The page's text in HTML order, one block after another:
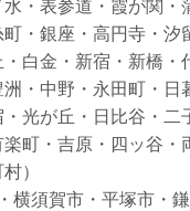
・表参道・霞が関・
・銀座・高円寺・汐
白金・新宿・新橋・
・中野・永田町・日
光が丘・日比谷・二
楽町・吉原・四ッ谷・
）
横須賀市・平塚市・